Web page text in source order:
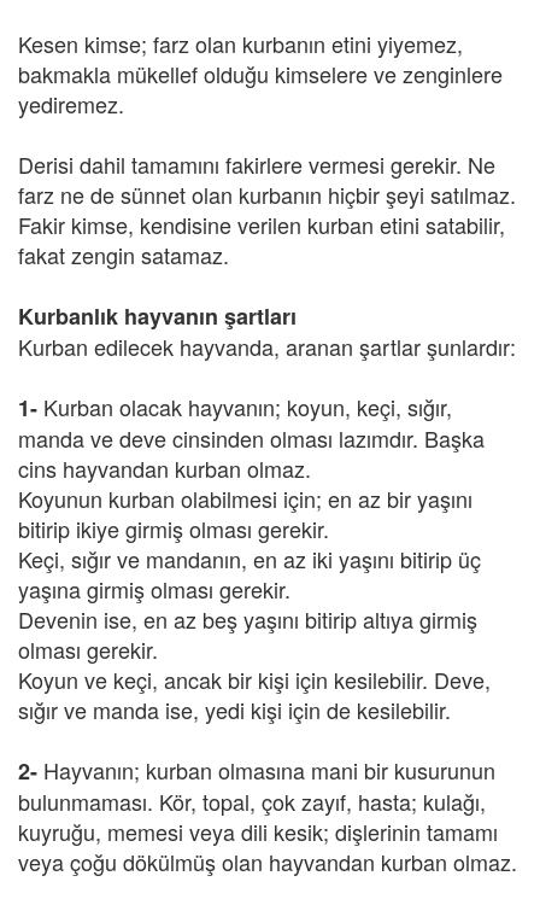
Kesen kimse; farz olan kurbanın etini yiyemez,
bakmakla mükellef olduğu kimselere ve zenginlere
yediremez.
Derisi dahil tamamını fakirlere vermesi gerekir. Ne
farz ne de sünnet olan kurbanın hiçbir şeyi satılmaz.
Fakir kimse, kendisine verilen kurban etini satabilir,
fakat zengin satamaz.
Kurbanlık hayvanın şartları
Kurban edilecek hayvanda, aranan şartlar şunlardır:
1- Kurban olacak hayvanın; koyun, keçi, sığır,
manda ve deve cinsinden olması lazımdır. Başka
cins hayvandan kurban olmaz.
Koyunun kurban olabilmesi için; en az bir yaşını
bitirip ikiye girmiş olması gerekir.
Keçi, sığır ve mandanın, en az iki yaşını bitirip üç
yaşına girmiş olması gerekir.
Devenin ise, en az beş yaşını bitirip altıya girmiş
olması gerekir.
Koyun ve keçi, ancak bir kişi için kesilebilir. Deve,
sığır ve manda ise, yedi kişi için de kesilebilir.
2- Hayvanın; kurban olmasına mani bir kusurunun
bulunmaması. Kör, topal, çok zayıf, hasta; kulağı,
kuyruğu, memesi veya dili kesik; dişlerinin tamamı
veya çoğu dökülmüş olan hayvandan kurban olmaz.